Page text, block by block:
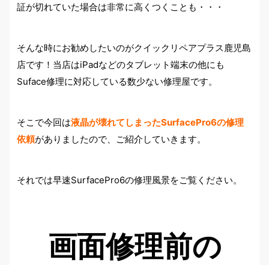
証が切れていた場合は非常に高くつくことも・・・
そんな時にお勧めしたいのがクイックリペアプラス鹿児島
店です！当店はiPadなどのタブレット端末の他にも
Suface修理に対応している数少ない修理屋です。
そこで今回は液晶が壊れてしまったSurfacePro6の修理
依頼がありましたので、ご紹介していきます。
それでは早速SurfacePro6の修理風景をご覧ください。
画面修理前の